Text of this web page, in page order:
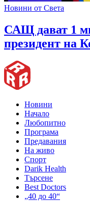
Новини от Света
САЩ дават 1
президент на
Новини
Начало
Любопитно
Програма
Предавания
На живо
Спорт
Darik Health
Търсене
Best Doctors
„40 до 40“